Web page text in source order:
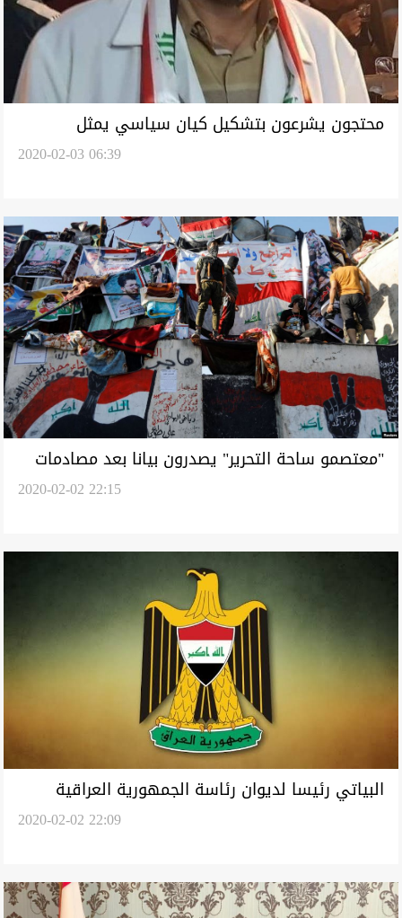
محتجون يشرعون بتشكيل كيان سياسي يمثل
2020-02-03 06:39
"معتصمو ساحة التحرير" يصدرون بيانا بعد مصادمات
2020-02-02 22:15
البياتي رئيسا لديوان رئاسة الجمهورية العراقية
2020-02-02 22:09